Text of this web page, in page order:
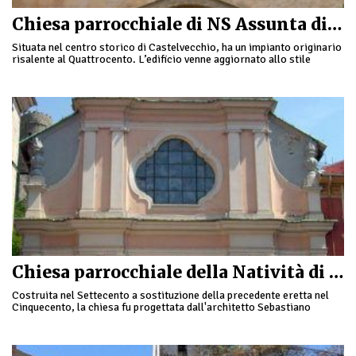
Chiesa parrocchiale di NS Assunta di Castelvecchio
Situata nel centro storico di Castelvecchio, ha un impianto originario
risalente al Quattrocento. L’edificio venne aggiornato allo stile
Chiesa parrocchiale della Natività di Maria Vergine
Costruita nel Settecento a sostituzione della precedente eretta nel
Cinquecento, la chiesa fu progettata dall'architetto Sebastiano